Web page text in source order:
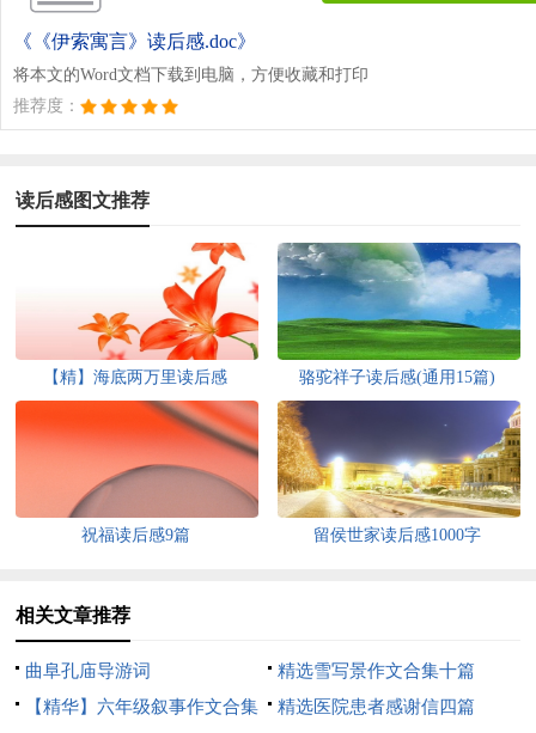
《《伊索寓言》读后感.doc》
将本文的Word文档下载到电脑，方便收藏和打印
推荐度：
读后感图文推荐
【精】海底两万里读后感 骆驼祥子读后感(通用15篇)
祝福读后感9篇 留侯世家读后感1000字
相关文章推荐
曲阜孔庙导游词
精选雪写景作文合集十篇
【精华】六年级叙事作文合集
精选医院患者感谢信四篇